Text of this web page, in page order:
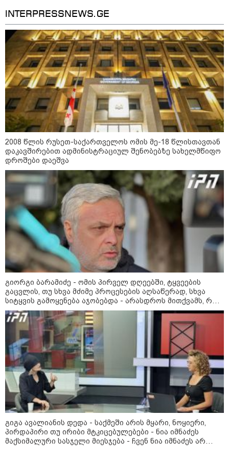
სექსუალურად ავიწროებდა,
ფაქტობრივად, წაქეზება იყო" -
პროკურორი
კატეგორიის ყველა სიახლე
კატეგორიები
7
აგვისტო
დღის ზოგადი
პროგნოზი
8 აგვისტო ახალ შთაგონებასა და ემოციურ სიახლოვეს
მოიტანს. გაიზრდება ინტერესი შემოქმედებითი საქმიანობისა
და კულტურული ღონისძიებების მიმართ. საღამო
განსაკუთრებით ხელსაყრელია საყვარელ ადამიანებთან
დროის გასატარებლად და თბილი, გულახდილი
საუბრებისთვის.
INTERPRESSNEWS.GE
2008 წლის რუსეთ-საქართველოს ომის მე-18 წლისთავთან
დაკავშირებით ადმინისტრაციულ შენობებზე სახელმწიფო
დროშები დაეშვა
გიორგი ბარამიძე - ომის პირველ დღეებში, ტყვეების
გაცვლის, თუ სხვა მძიმე პროცესების აღსაწერად, სხვა
სიტყვის გამოყენება აჯობებდა - არასდროს მითქვამს, რომ
ჩვენები ხელებაწეულს ან დატყვევებულს "ხვრეტდნენ", ეგ
არასდროს მინახავს და არც რაიმე ფაქტი ვიცი
გიგა ავალიანის დედა - საქმეში არის მყარი, ნოყიერი,
პირდაპირი თუ ირიბი მტკიცებულებები - ნია იმნაძეს
მაქსიმალური სასჯელი მიესჯება - ჩვენ ნია იმნაძეს არ